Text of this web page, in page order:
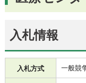
入札情報
入札方式 一般競